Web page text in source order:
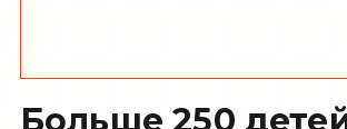
Больше 250